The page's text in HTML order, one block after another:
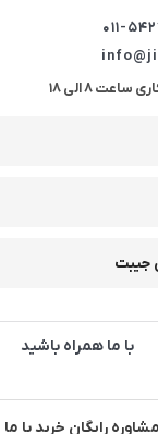
011-
8 الی 18
جیبت
با ما همراه باشید
رایگان خرید با